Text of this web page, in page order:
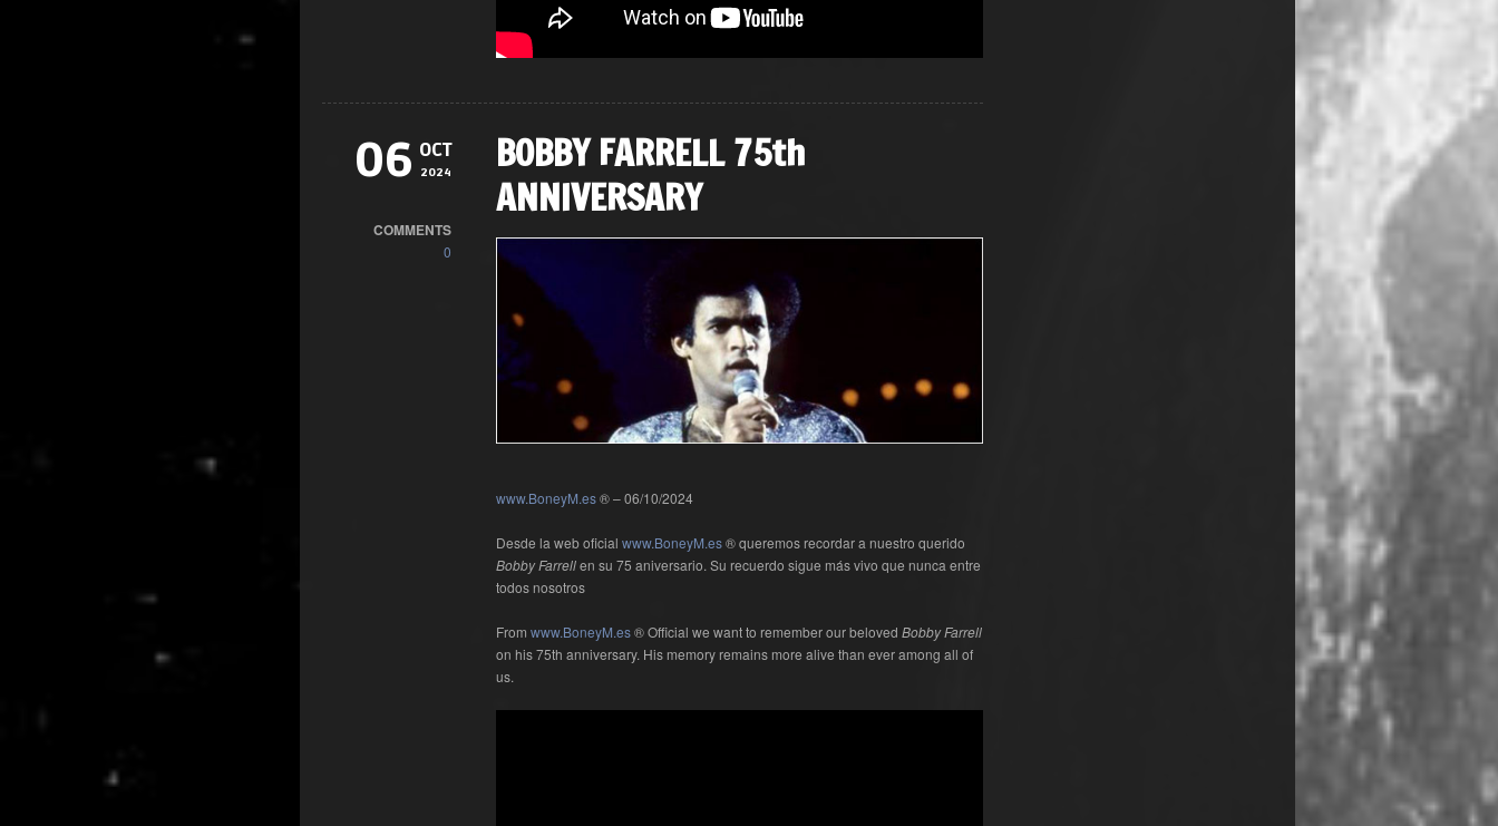
06 OCT
2024
COMMENTS
0
BOBBY FARRELL 75th
ANNIVERSARY
www.BoneyM.es® – 06/10/2024
Desde la web oficial www.BoneyM.es® queremos recordar a nuestro querido
Bobby Farrellen su 75 aniversario. Su recuerdo sigue más vivo que nunca entre
todos nosotros
From www.BoneyM.es® Official we want to remember our beloved Bobby Farrell
on his 75th anniversary. His memory remains more alive than ever among all of
us.